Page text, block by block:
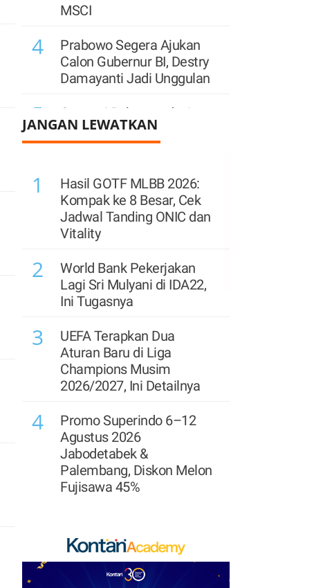
MSCI
4
Prabowo Segera Ajukan
Calon Gubernur BI, Destry
Damayanti Jadi Unggulan
5
Cermati Rekomendasi
Teknikal BUMI, PWON,
PGAS untuk Perdagangan
6
Jelang Rights Issue,
Hapsoro Divestasi Saham
Bukit Uluwatu (BUVA) Rp
250 Miliar
7
Proyeksi Laba & Target
Harga Astra (ASII) Dikerek
Naik Usai Rilis Lapkeu
Semester I
Rupiah Berpotensi
Terkoreksi Kamis (6/8), Ini
Proyeksi Pergerakannya
9
IHSG Berpeluang Menguat
pada Kamis (6/8), Ini Kata
Analis
Kinerja Semester I-2026
11
Saham Karya Pacific
JANGAN LEWATKAN
1
Hasil GOTF MLBB 2026:
Kompak ke 8 Besar, Cek
Jadwal Tanding ONIC dan
Vitality
2
World Bank Pekerjakan
Lagi Sri Mulyani di IDA22,
Ini Tugasnya
3
UEFA Terapkan Dua
Aturan Baru di Liga
Champions Musim
2026/2027, Ini Detailnya
4
Promo Superindo 6–12
Agustus 2026
Jabodetabek &
Palembang, Diskon Melon
Fujisawa 45%
Persebaya di Final Piala
Presiden 2026: Susunan
Pemain & Skor